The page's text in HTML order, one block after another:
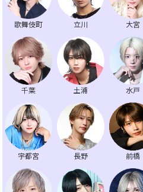
歌舞伎町 立川 大宮
千葉 土浦 水戸
宇都宮 長野 前橋